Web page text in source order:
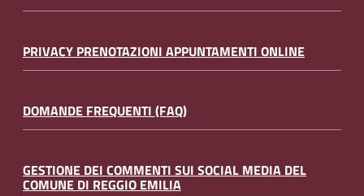
PRIVACY PRENOTAZIONI APPUNTAMENTI ONLINE
DOMANDE FREQUENTI (FAQ)
GESTIONE DEI COMMENTI SUI SOCIAL MEDIA DEL
COMUNE DI REGGIO EMILIA